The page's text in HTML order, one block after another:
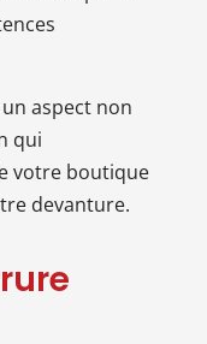
aspect non
qui
votre boutique
devanture.